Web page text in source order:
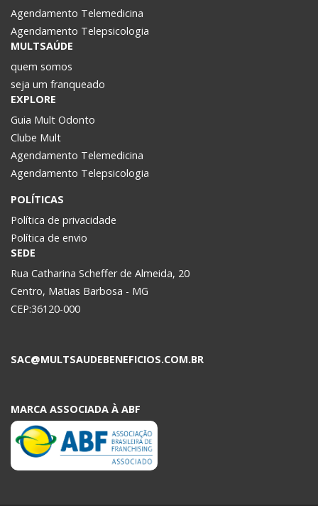
Agendamento Telemedicina
Agendamento Telepsicologia
MULTSAÚDE
quem somos
seja um franqueado
EXPLORE
Guia Mult Odonto
Clube Mult
Agendamento Telemedicina
Agendamento Telepsicologia
POLÍTICAS
Política de privacidade
Política de envio
SEDE
Rua Catharina Scheffer de Almeida, 20
Centro, Matias Barbosa - MG
CEP:36120-000
SAC@MULTSAUDEBENEFICIOS.COM.BR
MARCA ASSOCIADA À ABF